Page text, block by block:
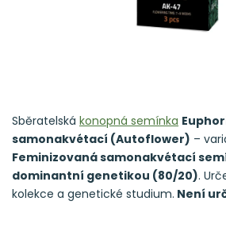
Sběratelská konopná semínka
samonakvétací (Autoflower) –
Feminizovaná samonakvétací
dominantní genetikou (80/20).
kolekce a genetické studium. Není